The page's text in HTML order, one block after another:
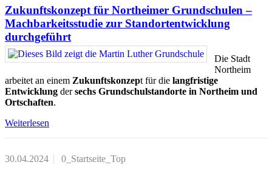
Zukunftskonzept für Northeimer Grundschulen –
Machbarkeitsstudie zur Standortentwicklung
durchgeführt
Die Stadt
Northeim
arbeitet an einem Zukunftskonzept für die langfristige
Entwicklung dersechs Grundschulstandorte in Northeim und
Ortschaften.
Weiterlesen
30.04.2024 0_Startseite_Top